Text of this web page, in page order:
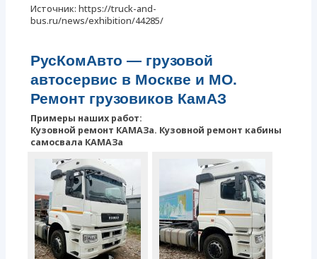
Источник: https://truck-and-
bus.ru/news/exhibition/44285/
РусКомАвто — грузовой
автосервис в Москве и МО.
Ремонт грузовиков КамАЗ
Примеры наших работ:
Кузовной ремонт КАМАЗа. Кузовной ремонт кабины
самосвала КАМАЗа